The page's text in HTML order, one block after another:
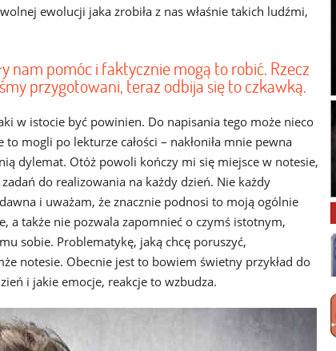
ewolucji jaka zrobiła z nas właśnie takich ludźmi,
nam pomóc i faktycznie mogą to robić. Rzecz
przygotowani, teraz odbija się to czkawką.
w istocie być powinien. Do napisania tego może nieco
mogli po lekturze całości – nakłoniła mnie pewna
dylemat. Otóż powoli kończy mi się miejsce w notesie,
do realizowania na każdy dzień. Nie każdy
i uważam, że znacznie podnosi to moją ogólnie
a także nie pozwala zapomnieć o czymś istotnym,
sobie. Problematykę, jaką chcę poruszyć,
notesie. Obecnie jest to bowiem świetny przykład do
i jakie emocje, reakcje to wzbudza.